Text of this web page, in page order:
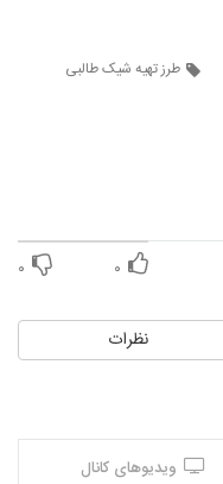
طرز تهیه شیک طالبی
۰ ۰
نظرات
ویدیوهای کانال